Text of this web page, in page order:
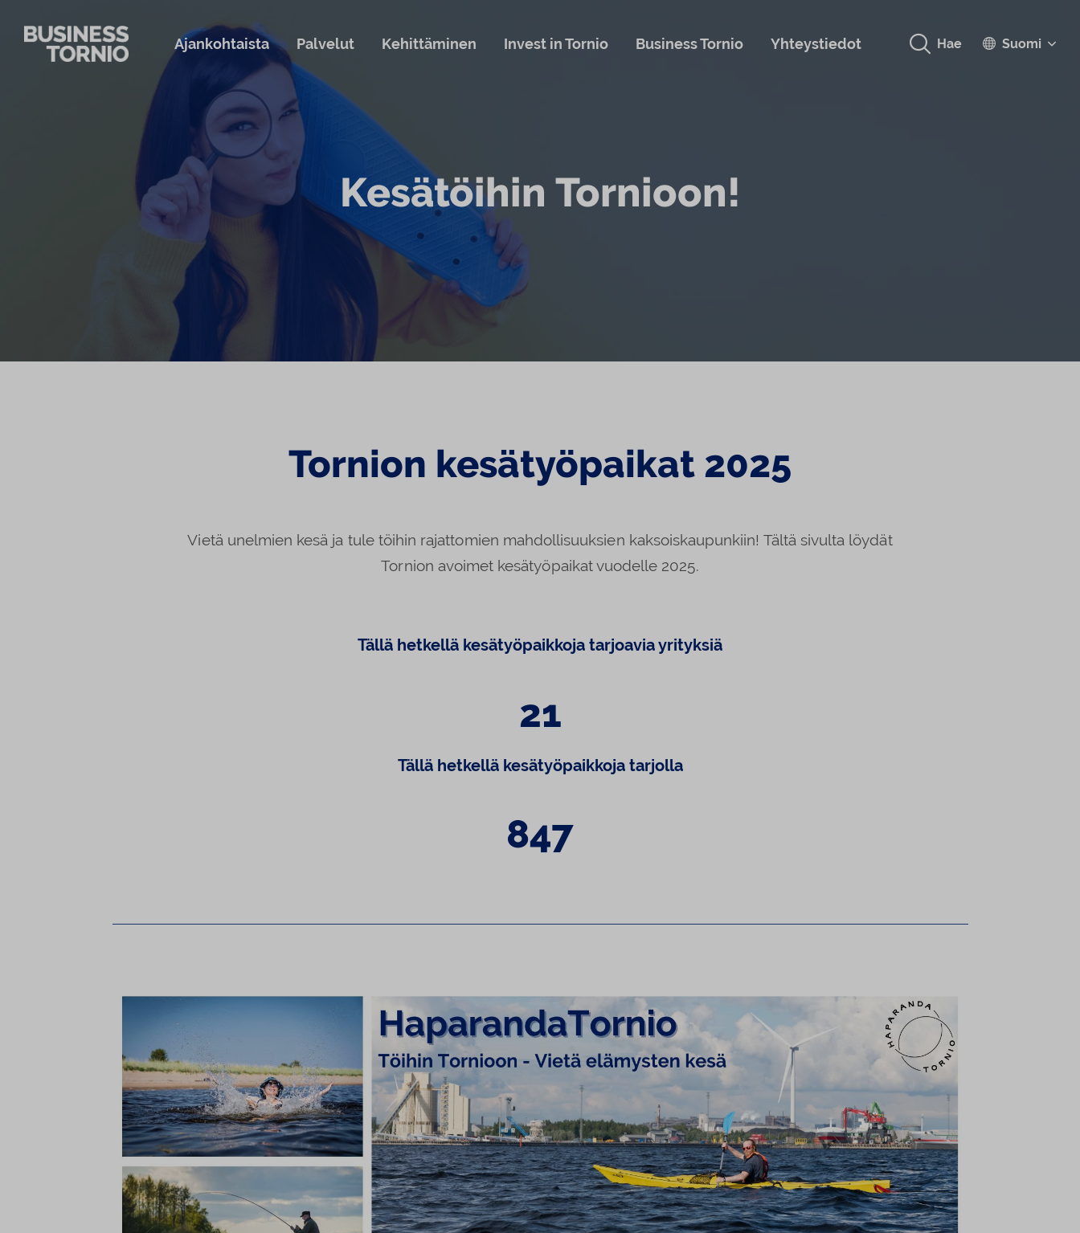
Ajankohtaista Palvelut Kehittäminen Invest in Tornio Business Tornio Yhteystiedot Hae Suomi
Kesätöihin Tornioon!
Tornion kesätyöpaikat 2025
Vietä unelmien kesä ja tule töihin rajattomien mahdollisuuksien kaksoiskaupunkiin! Tältä sivulta löydät
Tornion avoimet kesätyöpaikat vuodelle 2025.
Tällä hetkellä kesätyöpaikkoja tarjoavia yrityksiä
21
Tällä hetkellä kesätyöpaikkoja tarjolla
847